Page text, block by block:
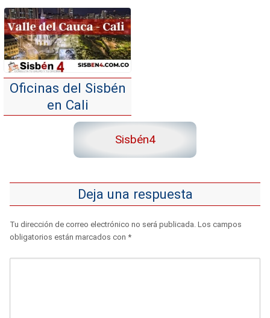
Oficinas del Sisbén
en Cali
Sisbén4
Deja una respuesta
Tu dirección de correo electrónico no será publicada. Los campos
obligatorios están marcados con *